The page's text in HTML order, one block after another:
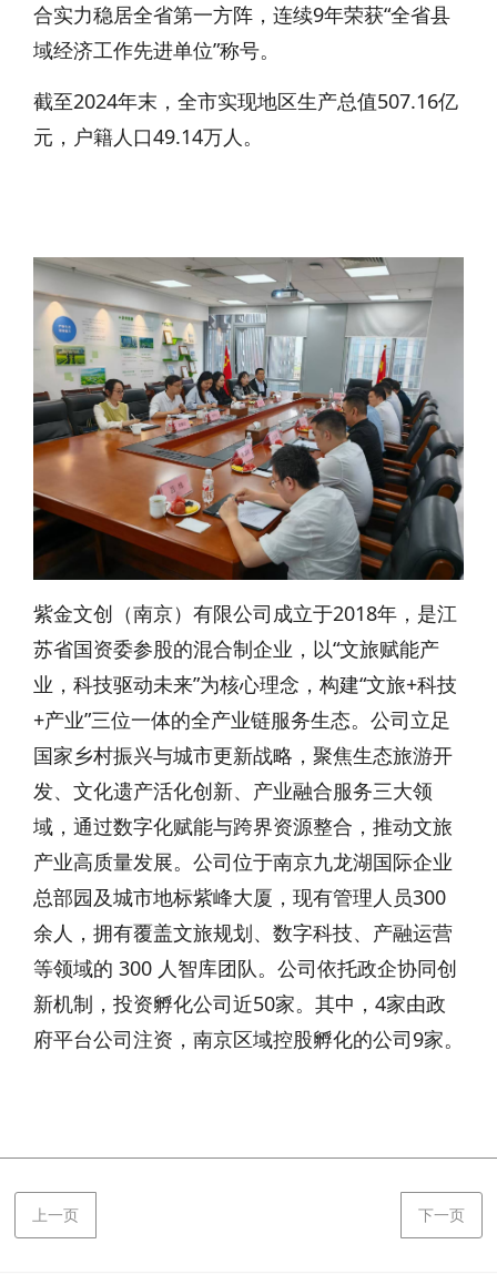
合实力稳居全省第一方阵，连续9年荣获“全省县
域经济工作先进单位”称号。
截至2024年末，全市实现地区生产总值507.16亿
元，户籍人口49.14万人。
紫金文创（南京）有限公司成立于2018年，是江
苏省国资委参股的混合制企业，以“文旅赋能产
业，科技驱动未来”为核心理念，构建“文旅+科技
+产业”三位一体的全产业链服务生态。公司立足
国家乡村振兴与城市更新战略，聚焦生态旅游开
发、文化遗产活化创新、产业融合服务三大领
域，通过数字化赋能与跨界资源整合，推动文旅
产业高质量发展。公司位于南京九龙湖国际企业
总部园及城市地标紫峰大厦，现有管理人员300
余人，拥有覆盖文旅规划、数字科技、产融运营
等领域的 300 人智库团队。公司依托政企协同创
新机制，投资孵化公司近50家。其中，4家由政
府平台公司注资，南京区域控股孵化的公司9家。
上一页 下一页